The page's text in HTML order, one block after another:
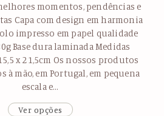
momentos, pendências e
Capa com design em harmonia
impresso em papel qualidade
Base dura laminada Medidas
x 21,5cm Os nossos produtos
à mão, em Portugal, em pequena
escala e…
Ver opções